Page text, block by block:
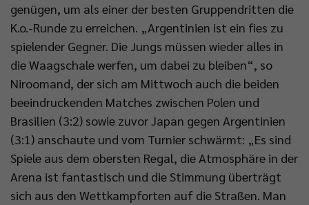
genügen, um als einer der besten Gruppendritten die
K.o.-Runde zu erreichen. „Argentinien ist ein fies zu
spielender Gegner. Die Jungs müssen wieder alles in
die Waagschale werfen, um dabei zu bleiben“, so
Niroomand, der sich am Mittwoch auch die beiden
beeindruckenden Matches zwischen Polen und
Brasilien (3:2) sowie zuvor Japan gegen Argentinien
(3:1) anschaute und vom Turnier schwärmt: „Es sind
Spiele aus dem obersten Regal, die Atmosphäre in der
Arena ist fantastisch und die Stimmung überträgt
sich aus den Wettkampforten auf die Straßen. Man